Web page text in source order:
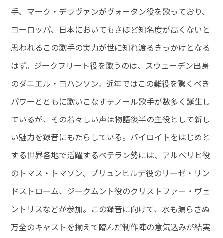
手、マーク・デラヴァンがヴォータン役を歌っており、
ヨーロッパ、日本においてもさほど知名度が高くないと
思われるこの歌手の実力が世に知れ渡るきっかけとなる
はず。ジークフリート役を歌うのは、スウェーデン出身
のダニエル・ヨハンソン。近年ではこの難役を驚くべき
パワーとともに歌いこなすテノール歌手が数多く誕生し
ているが、その若々しい声は物語後半の主役として新し
い魅力を録音にもたらしている。バイロイトをはじめと
する世界各地で活躍するベテラン勢には、アルベリヒ役
のトマス・トマソン、ブリュンヒルデ役のリーゼ・リン
ドストローム、ジークムント役のクリストファー・ヴェ
ントリスなどが参加。この録音に向けて、水も漏らさぬ
万全のキャストを揃えて臨んだ制作陣の意気込みが結実